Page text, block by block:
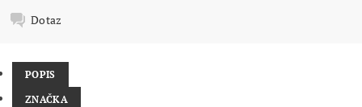
Dotaz
POPIS
ZNAČKA